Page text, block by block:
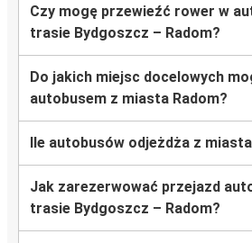
Czy mogę przewieźć rower w
trasie Bydgoszcz – Radom?
Do jakich miejsc docelowych
autobusem z miasta Radom?
Ile autobusów odjeżdża z
Jak zarezerwować przejazd
trasie Bydgoszcz – Radom?